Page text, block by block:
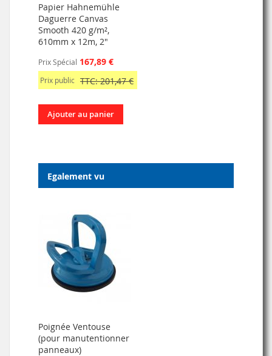
Papier Hahnemühle
Daguerre Canvas
Smooth 420 g/m²,
610mm x 12m, 2"
Prix Spécial 167,89 €
Prix public TTC: 201,47 €
Ajouter au panier
Egalement vu
Poignée Ventouse
(pour manutentionner
panneaux)